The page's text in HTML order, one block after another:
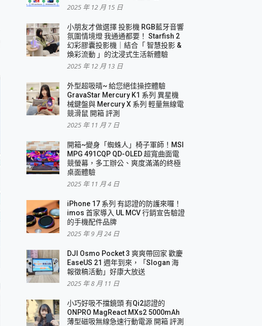
2025 年 12 月 15 日
小朋友才做選擇 投影機 RGB藍牙音響
氛圍情境燈 我通通都要！ Starfish 2
幻彩膠囊投影機｜結合「 智慧投影 &
煥彩流動 」的沈浸式生活新體驗
2025 年 12 月 13 日
外型超吸晴~ 給您絕佳操控體驗
GravaStar Mercury K1 系列 異星機
械鍵盤與 Mercury X 系列 輕量無線電
競滑鼠 開箱 評測
2025 年 11 月 7 日
開箱~變身「蜘蛛人」椅子軍師！MSI
MPG 491CQP QD-OLED 超寬曲面電
競螢幕，多工辦公、爽度滿滿的終極
桌面體驗
2025 年 11 月 4 日
iPhone 17 系列 有認證的防護來囉！
imos 首家導入 UL MCV 行銷宣告驗證
的手機配件品牌
2025 年 9 月 24 日
DJI Osmo Pocket 3 爽爽帶回家 歡慶
EaseUS 21 週年到來，「Slogan 海
報徵稿活動」好康大放送
2025 年 8 月 11 日
小巧好吸不擋鏡頭 有Qi2認證的
ONPRO MagReact MXs2 5000mAh
薄型磁吸無線急速行動電源 開箱 評測